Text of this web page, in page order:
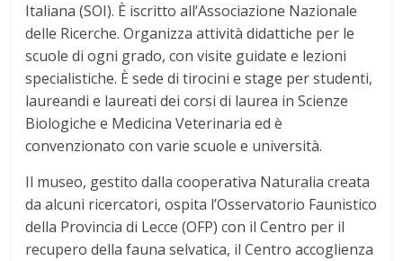
Italiana (SOI). È iscritto all’Associazione Nazionale
delle Ricerche. Organizza attività didattiche per le
scuole di ogni grado, con visite guidate e lezioni
specialistiche. È sede di tirocini e stage per studenti,
laureandi e laureati dei corsi di laurea in Scienze
Biologiche e Medicina Veterinaria ed è
convenzionato con varie scuole e università.
Il museo, gestito dalla cooperativa Naturalia creata
da alcuni ricercatori, ospita l’Osservatorio Faunistico
della Provincia di Lecce (OFP) con il Centro per il
recupero della fauna selvatica, il Centro accoglienza